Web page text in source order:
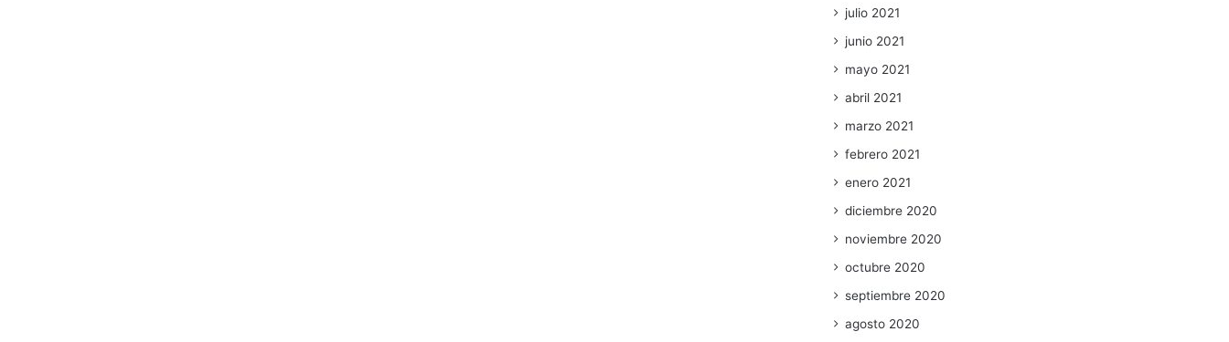
julio 2021
junio 2021
mayo 2021
abril 2021
marzo 2021
febrero 2021
enero 2021
diciembre 2020
noviembre 2020
octubre 2020
septiembre 2020
agosto 2020